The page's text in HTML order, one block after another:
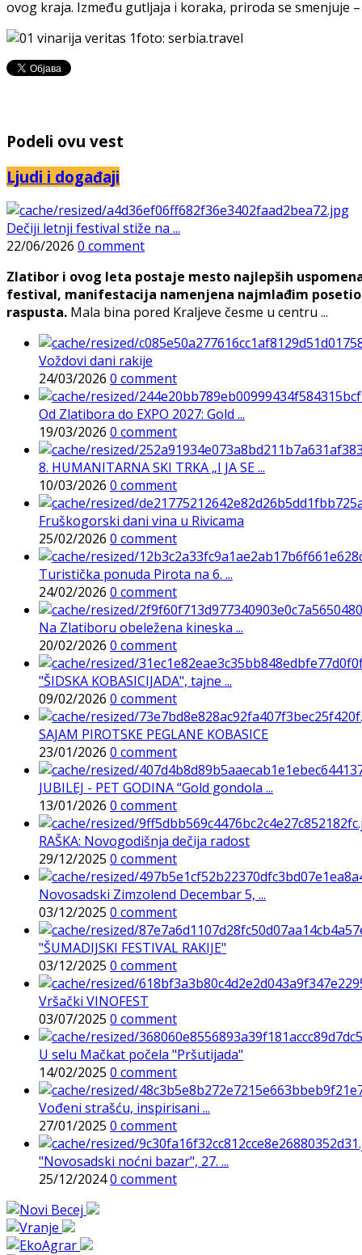
ovog kraja. Između gutljaja i koraka, priroda se smenjuje
foto: serbia.travel
Podeli ovu vest
Ljudi i događaji
Dečiji letnji festival stiže na ...
22/06/2026 0 comment
Zlatibor i ovog leta postaje mesto najlepših
festival, manifestacija namenjena najmlađim
raspusta. Mala bina pored Kraljeve česme u centru ...
Voždovi dani rakije
24/03/2026 0 comment
Od Zlatibora do EXPO 2027: Gold ...
19/03/2026 0 comment
8. HUMANITARNA SKI TRKA „I JA SE ...
10/03/2026 0 comment
Fruškogorski dani vina u Rivicama
25/02/2026 0 comment
Turistička ponuda Pirota na 6. ...
24/02/2026 0 comment
Na Zlatiboru obeležena kineska ...
20/02/2026 0 comment
"ŠIDSKA KOBASICIJADA", tajne ...
09/02/2026 0 comment
SAJAM PIROTSKE PEGLANE KOBASICE
23/01/2026 0 comment
JUBILEJ - PET GODINA “Gold gondola ...
13/01/2026 0 comment
RAŠKA: Novogodišnja dečija radost
29/12/2025 0 comment
Novosadski Zimzolend Decembar 5, ...
03/12/2025 0 comment
"ŠUMADIJSKI FESTIVAL RAKIJE"
03/12/2025 0 comment
Vršački VINOFEST
03/07/2025 0 comment
U selu Mačkat počela "Pršutijada"
14/02/2025 0 comment
Vođeni strašću, inspirisani ...
27/01/2025 0 comment
"Novosadski noćni bazar", 27. ...
25/12/20240 comment